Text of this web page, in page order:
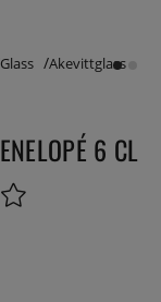
Glass Akevittglass
6 CL